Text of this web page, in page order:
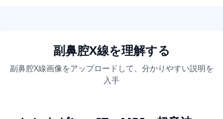
副鼻腔X線を理解する
副鼻腔X線画像をアップロードして、分かりやすい説明を
入手